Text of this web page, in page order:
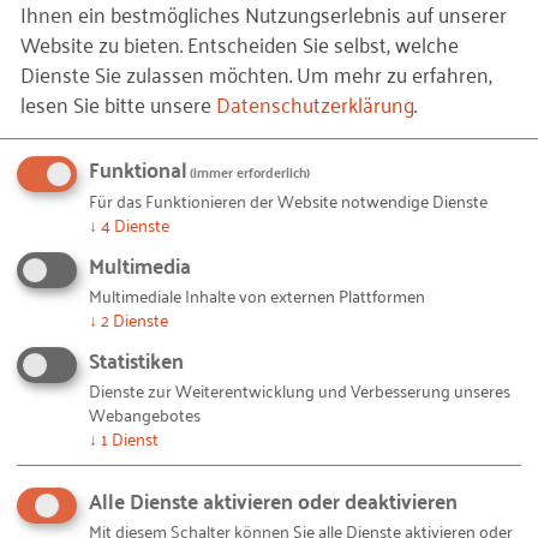
kleinen und mittleren
Unternehmen
Erfolgsfaktoren im
Innovations­ management von
kleinen und mittleren
Unternehmen
Wesentliche Voraussetzungen für den zukünftigen
Unternehmenserfolg sind die Entwicklung und
Vermarktung neuer Produkte und Dienstleistungen.
Dafür ist die Fähigkeit von Unternehmen,
Ihnen ein bestmögliches Nutzungserlebnis auf unserer
Website zu bieten. Entscheiden Sie selbst, welche
Dienste Sie zulassen möchten.Um mehr zu erfahren,
lesen Sie bitte unsereDatenschutzerklärung.
Funktional(immer erforderlich)
Für das Funktionieren der Website notwendige Dienste
↓ 4Dienste
Multimedia
Multimediale Inhalte von externen Plattformen
↓ 2Dienste
Statistiken
Dienste zur Weiterentwicklung und Verbesserung unseres
Webangebotes
↓ 1 Dienst
Alle Dienste aktivieren oder deaktivieren
Mit diesem Schalter können Sie alle Dienste aktivieren oder